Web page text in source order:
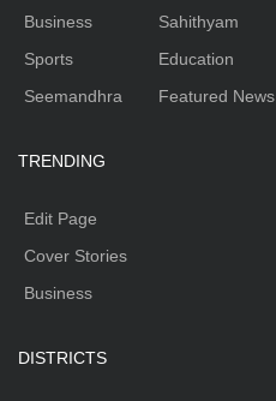
Business
Sports
Seemandhra
Sahithyam
Education
Featured News
TRENDING
Edit Page
Cover Stories
Business
DISTRICTS